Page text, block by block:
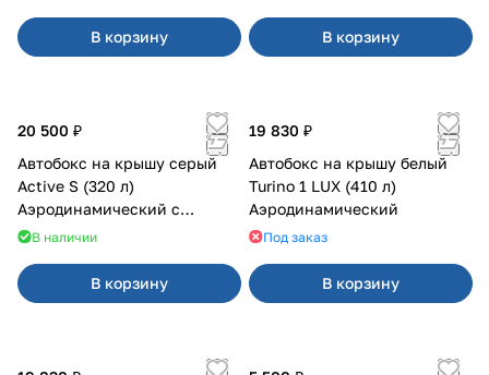
В корзину В корзину
20 500 ₽
Автобокс на крышу серый
Active S (320 л)
Аэродинамический с
двусторонним открыванием
В наличии
В корзину
19 830 ₽
Автобокс на крышу белый
Turino 1 LUX (410 л)
Аэродинамический
Под заказ
В корзину